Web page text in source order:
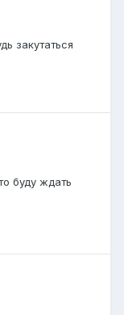
закутаться
буду ждать